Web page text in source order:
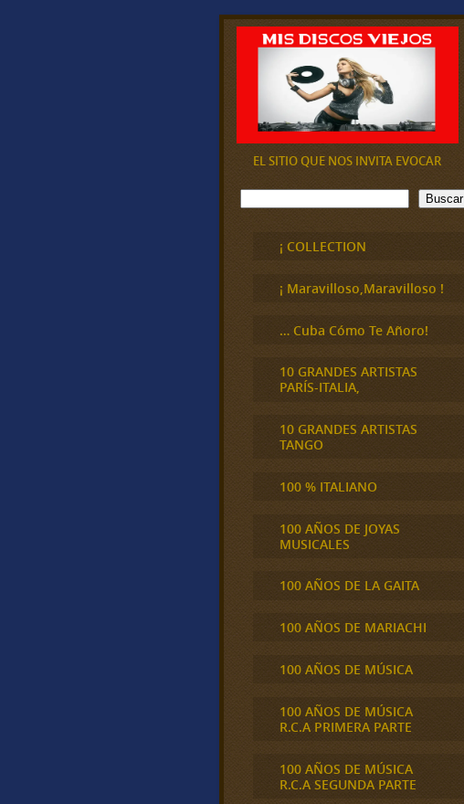
EL SITIO QUE NOS INVITA EVOCAR
B
u
Buscar
¡ COLLECTION
¡ Maravilloso,Maravilloso !
… Cuba Cómo Te Añoro!
10 GRANDES ARTISTAS
PARÍS-ITALIA,
10 GRANDES ARTISTAS
TANGO
100 % ITALIANO
100 AÑOS DE JOYAS
MUSICALES
100 AÑOS DE LA GAITA
100 AÑOS DE MARIACHI
100 AÑOS DE MÚSICA
100 AÑOS DE MÚSICA
R.C.A PRIMERA PARTE
100 AÑOS DE MÚSICA
R.C.A SEGUNDA PARTE